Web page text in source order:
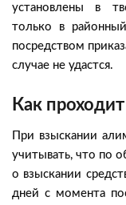
установлены в
только в
посредством
случае не удастся.
Как
При взыскании
учитывать, что по
о взыскании
дней с момента